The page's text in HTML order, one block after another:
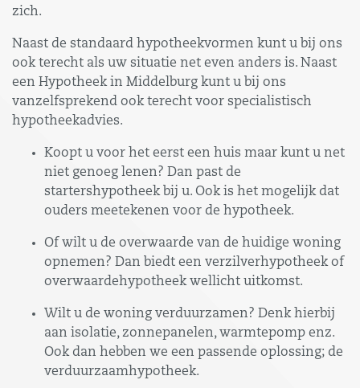
zich.
Naast de standaard hypotheekvormen kunt u bij ons
ook terecht als uw situatie net even anders is. Naast
een Hypotheek in Middelburg kunt u bij ons
vanzelfsprekend ook terecht voor specialistisch
hypotheekadvies.
Koopt u voor het eerst een huis maar kunt u net
niet genoeg lenen? Dan past de
startershypotheek bij u. Ook is het mogelijk dat
ouders meetekenen voor de hypotheek.
Of wilt u de overwaarde van de huidige woning
opnemen? Dan biedt een verzilverhypotheek of
overwaardehypotheek wellicht uitkomst.
Wilt u de woning verduurzamen? Denk hierbij
aan isolatie, zonnepanelen, warmtepomp enz.
Ook dan hebben we een passende oplossing; de
verduurzaamhypotheek.